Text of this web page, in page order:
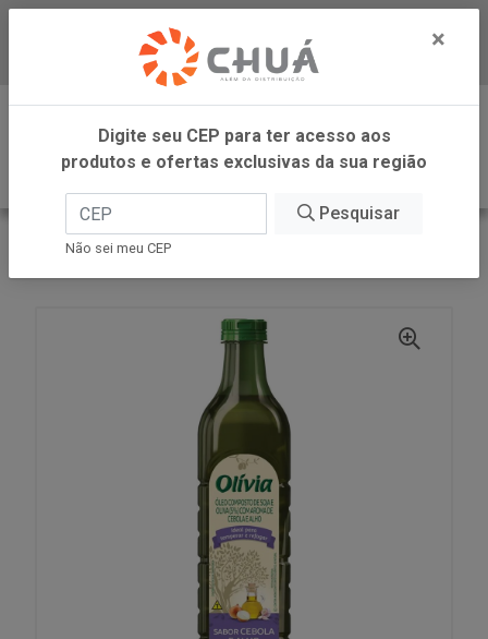
Baixe já nosso APP
0
INÍCIO
CARGILL VAREJO
×
Digite seu CEP para ter acesso aos
produtos e ofertas exclusivas da sua região
Pesquisar
Não sei meu CEP